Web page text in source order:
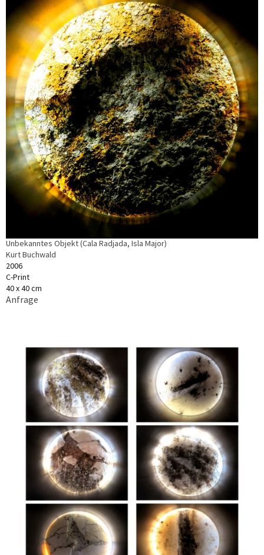
Unbekanntes Objekt (Cala Radjada, Isla Major)
Kurt Buchwald
2006
C-Print
40 x 40 cm
Anfrage